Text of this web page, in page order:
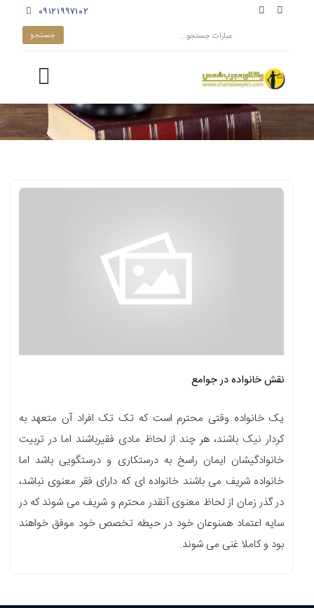
۰۹۱۲۱۹۹۷۱۰۲
نقش خانواده در جوامع
یک خانواده وقتی محترم است که تک تک افراد آن متعهد به
کردار نیک باشند، هر چند از لحاظ مادی فقیرباشند اما در تربیت
خانوادگیشان ایمان راسخ به درستکاری و درستگویی باشد اما
خانواده شریف می باشند خانواده ای که دارای فقر معنوی نباشد،
در گذر زمان از لحاظ معنوی آنقدر محترم و شریف می شوند که در
سایه اعتماد همنوعان خود در حیطه تخصص خود موفق خواهند
بود و کاملا غنی می شوند.